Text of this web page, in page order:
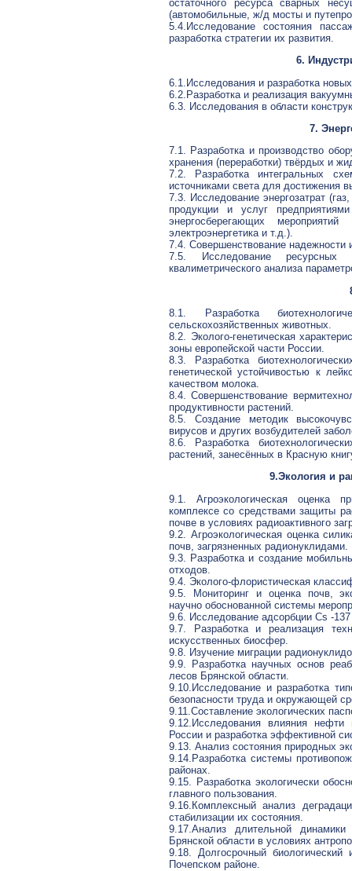
остаточного ресурса сварных
(автомобильные, ж/д мосты и
5.4.Исследование состояния
разработка стратегии их развития.
6.
6.1.Исследования и разработка
6.2.Разработка и реализация
6.3. Исследования в области
7.
7.1. Разработка и производство
хранения (переработки) твёрдых и
7.2. Разработка интегральных
источниками света для достижения
7.3. Исследование энергозатрат
продукции и услуг
энергосберегающих
электроэнергетика и т.д.).
7.4. Совершенствование надежности
7.5. Исследование ресурсных
квалиметрического анализа
8.1. Разработка
сельскохозяйственных животных.
8.2. Эколого-генетическая
зоны европейской части России.
8.3. Разработка
генетической устойчивостью к
качеством молока.
8.4. Совершенствование
продуктивности растений.
8.5. Создание методик
вирусов и других возбудителей
8.6. Разработка
растений, занесённых в Красную
9.Экология и
9.1. Агроэкологическая оценка
комплексе со средствами защиты
почве в условиях радиоактивного
9.2. Агроэкологическая оценка
почв, загрязненных радионуклидами.
9.3. Разработка и создание
отходов.
9.4. Эколого-флористическая
9.5. Мониторинг и оценка почв,
научно обоснованной системы
9.6. Исследование адсорбции Cs -
9.7. Разработка и реализация
искусственных биосфер.
9.8. Изучение миграции
9.9. Разработка научных основ
лесов Брянской области.
9.10.Исследование и разработка
безопасности труда и окружающей
9.11.Составление экологических
9.12.Исследования влияния
России и разработка эффективной
9.13. Анализ состояния природных
9.14.Разработка системы
районах.
9.15. Разработка экологически
главного пользования.
9.16.Комплексный анализ
стабилизации их состояния.
9.17.Анализ длительной
Брянской области в условиях
9.18. Долгосрочный
Почепском районе.